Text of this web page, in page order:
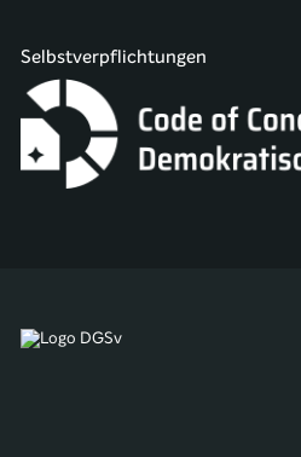
Selbstverpflichtungen